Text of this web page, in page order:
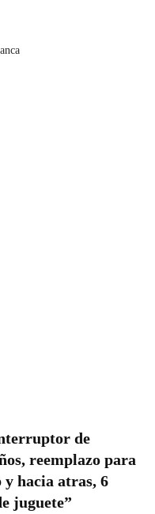
de
reemplazo para
y hacia atras, 6
juguete”